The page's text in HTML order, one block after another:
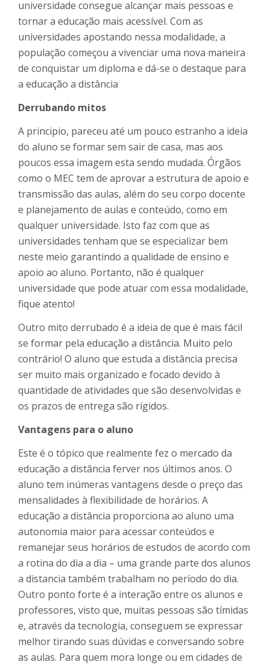
universidade consegue alcançar mais pessoas e
tornar a educação mais acessível. Com as
universidades apostando nessa modalidade, a
população começou a vivenciar uma nova maneira
de conquistar um diploma e dá-se o destaque para
a educação a distância
Derrubando mitos
A principio, pareceu até um pouco estranho a ideia
do aluno se formar sem sair de casa, mas aos
poucos essa imagem esta sendo mudada. Órgãos
como o MEC tem de aprovar a estrutura de apoio e
transmissão das aulas, além do seu corpo docente
e planejamento de aulas e conteúdo, como em
qualquer universidade. Isto faz com que as
universidades tenham que se especializar bem
neste meio garantindo a qualidade de ensino e
apoio ao aluno. Portanto, não é qualquer
universidade que pode atuar com essa modalidade,
fique atento!
Outro mito derrubado é a ideia de que é mais fácil
se formar pela educação a distância. Muito pelo
contrário! O aluno que estuda a distância precisa
ser muito mais organizado e focado devido à
quantidade de atividades que são desenvolvidas e
os prazos de entrega são rígidos.
Vantagens para o aluno
Este é o tópico que realmente fez o mercado da
educação a distância ferver nos últimos anos. O
aluno tem inúmeras vantagens desde o preço das
mensalidades à flexibilidade de horários. A
educação a distância proporciona ao aluno uma
autonomia maior para acessar conteúdos e
remanejar seus horários de estudos de acordo com
a rotina do dia a dia – uma grande parte dos alunos
a distancia também trabalham no período do dia.
Outro ponto forte é a interação entre os alunos e
professores, visto que, muitas pessoas são tímidas
e, através da tecnologia, conseguem se expressar
melhor tirando suas dúvidas e conversando sobre
as aulas. Para quem mora longe ou em cidades de